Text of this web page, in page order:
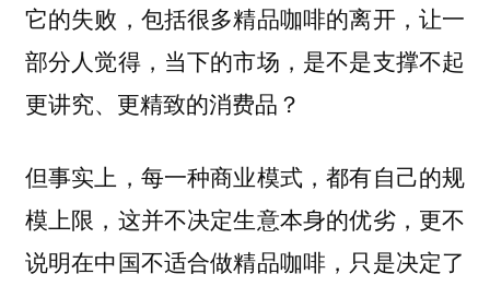
它的失败，包括很多精品咖啡的离开，让一
部分人觉得，当下的市场，是不是支撑不起
更讲究、更精致的消费品？
但事实上，每一种商业模式，都有自己的规
模上限，这并不决定生意本身的优劣，更不
说明在中国不适合做精品咖啡，只是决定了